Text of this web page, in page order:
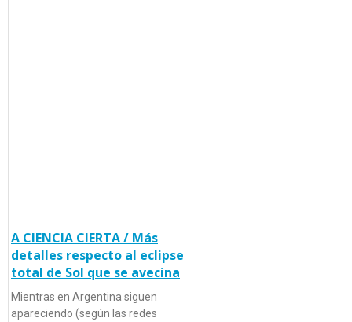
A CIENCIA CIERTA / Más
detalles respecto al eclipse
total de Sol que se avecina
Mientras en Argentina siguen
apareciendo (según las redes